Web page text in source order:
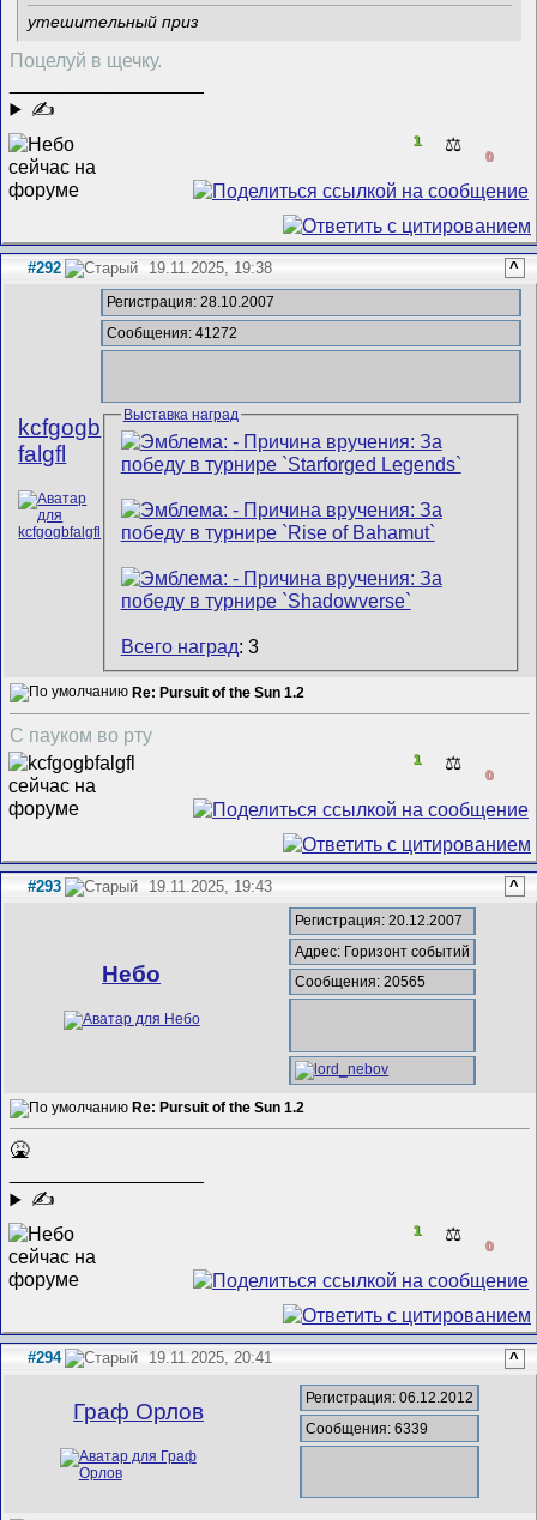
утешительный приз
Поцелуй в щечку.
✍
1 ⚖️
0
#292 19.11.2025, 19:38 ^
kcfgogb
falgfl
Регистрация: 28.10.2007
Сообщения: 41272
Выставка наград
Всего наград: 3
Re: Pursuit of the Sun 1.2
С пауком во рту
1 ⚖️
0
#293 19.11.2025, 19:43 ^
Небо
Регистрация: 20.12.2007
Адрес: Горизонт событий
Сообщения: 20565
Re: Pursuit of the Sun 1.2
🤮
✍
1 ⚖️
0
#294 19.11.2025, 20:41 ^
Граф Орлов
Регистрация: 06.12.2012
Сообщения: 6339